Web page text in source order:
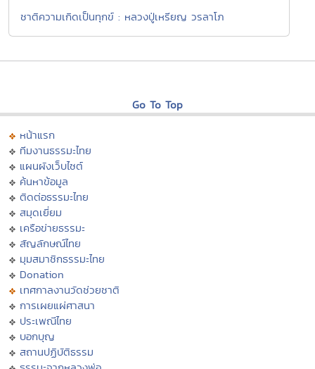
ชาติความเกิดเป็นทุกข์ : หลวงปู่เหรียญ วรลาโภ
Go To Top
หน้าแรก
ทีมงานธรรมะไทย
แผนผังเว็บไซต์
ค้นหาข้อมูล
ติดต่อธรรมะไทย
สมุดเยี่ยม
เครือข่ายธรรมะ
สัญลักษณ์ไทย
มุมสมาชิกธรรมะไทย
Donation
เทศกาลงานวัดช่วยชาติ
การเผยแผ่ศาสนา
ประเพณีไทย
บอกบุญ
สถานปฏิบัติธรรม